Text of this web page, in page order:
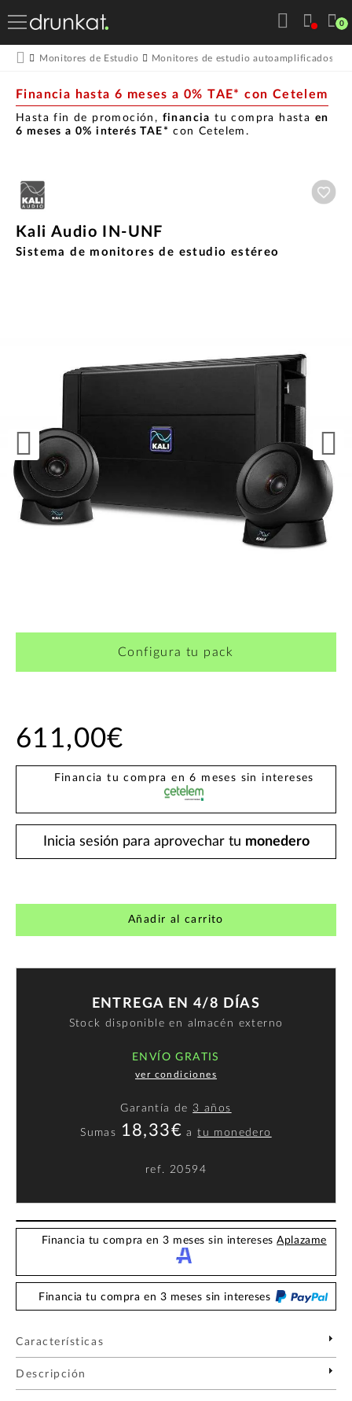
0
Monitores de Estudio Monitores de estudio autoamplificados
Financia hasta 6 meses a 0% TAE* con Cetelem
Hasta fin de promoción, financia tu compra hasta en
6 meses a 0% interés TAE* con Cetelem.
Kali Audio IN-UNF
Sistema de monitores de estudio estéreo
Configura tu pack
611,00€
Financia tu compra en 6 meses sin intereses
Inicia sesión para aprovechar tu monedero
Añadir al carrito
ENTREGA EN 4/8 DÍAS
Stock disponible en almacén externo
ENVÍO GRATIS
ver condiciones
Garantía de 3 años
Sumas 18,33€ atu monedero
ref. 20594
Financia tu compra en 3 meses sin interesesAplazame
Financia tu compra en 3 meses sin intereses
Características
Descripción